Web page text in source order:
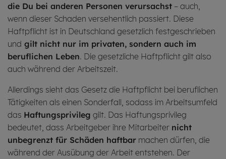
die Du bei anderen Personen verursachst – auch,
wenn dieser Schaden versehentlich passiert. Diese
Haftpflicht ist in Deutschland gesetzlich festgeschrieben
und gilt nicht nur im privaten, sondern auch im
beruflichen Leben. Die gesetzliche Haftpflicht gilt also
auch während der Arbeitszeit.
Allerdings sieht das Gesetz die Haftpflicht bei beruflichen
Tätigkeiten als einen Sonderfall, sodass im Arbeitsumfeld
das Haftungsprivileg gilt. Das Haftungsprivileg
bedeutet, dass Arbeitgeber ihre Mitarbeiter nicht
unbegrenzt für Schäden haftbar machen dürfen, die
während der Ausübung der Arbeit entstehen. Der